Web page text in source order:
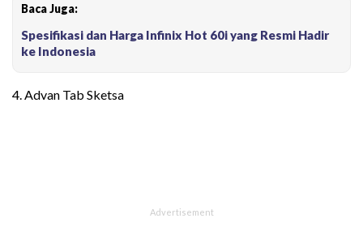
Baca Juga:
Spesifikasi dan Harga Infinix Hot 60i yang Resmi Hadir
ke Indonesia
4. Advan Tab Sketsa